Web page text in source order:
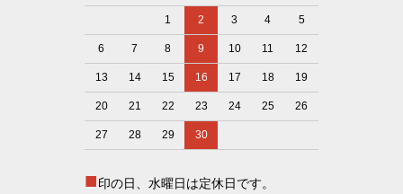
1 2 3 4 5
6 7 8 9 10 11 12
13 14 15 16 17 18 19
20 21 22 23 24 25 26
27 28 29 30
■印の日、水曜日は定休日です。